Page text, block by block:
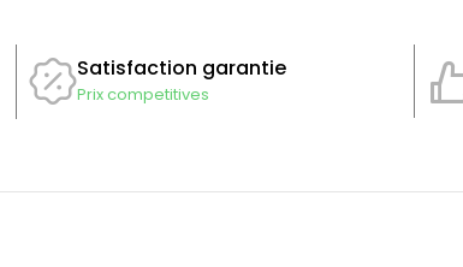
Satisfaction garantie
Prix competitives